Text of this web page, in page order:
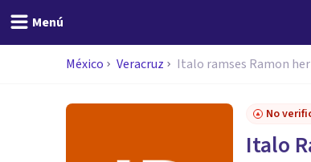
Menú
México Veracruz Italo ramses Ramon
No
Italo